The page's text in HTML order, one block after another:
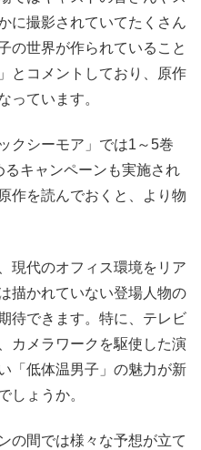
に撮影されていてたくさん
の世界が作られていること
とコメントしており、原作
っています。
クシーモア」では1～5巻
キャンペーンも実施され
作を読んでおくと、より物
現代のオフィス環境をリア
描かれていない登場人物の
待できます。特に、テレビ
カメラワークを駆使した演
「低体温男子」の魅力が新
しょうか。
の間では様々な予想が立て